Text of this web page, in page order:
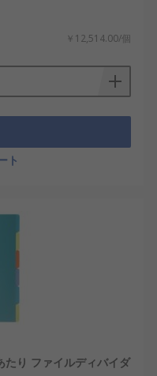
￥12,514.00/個
ト
り ファイルディバイダ